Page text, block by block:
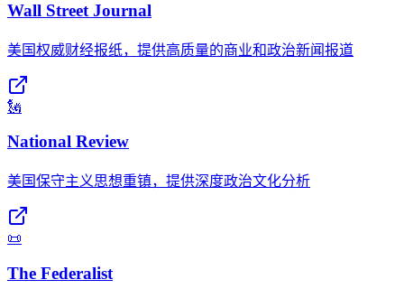
Wall Street Journal
美国权威财经报纸，提供高质量的商业和政治新闻报道
🗽
National Review
美国保守主义思想重镇，提供深度政治文化分析
📜
The Federalist